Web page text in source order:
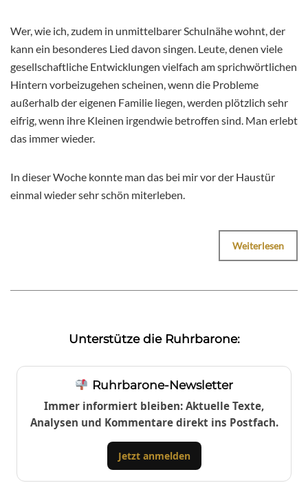
Wer, wie ich, zudem in unmittelbarer Schulnähe wohnt, der
kann ein besonderes Lied davon singen. Leute, denen viele
gesellschaftliche Entwicklungen vielfach am sprichwörtlichen
Hintern vorbeizugehen scheinen, wenn die Probleme
außerhalb der eigenen Familie liegen, werden plötzlich sehr
eifrig, wenn ihre Kleinen irgendwie betroffen sind. Man erlebt
das immer wieder.
In dieser Woche konnte man das bei mir vor der Haustür
einmal wieder sehr schön miterleben.
Weiterlesen
Unterstütze die Ruhrbarone:
Ruhrbarone-Newsletter
Immer informiert bleiben: Aktuelle Texte,
Analysen und Kommentare direkt ins Postfach.
Jetzt anmelden